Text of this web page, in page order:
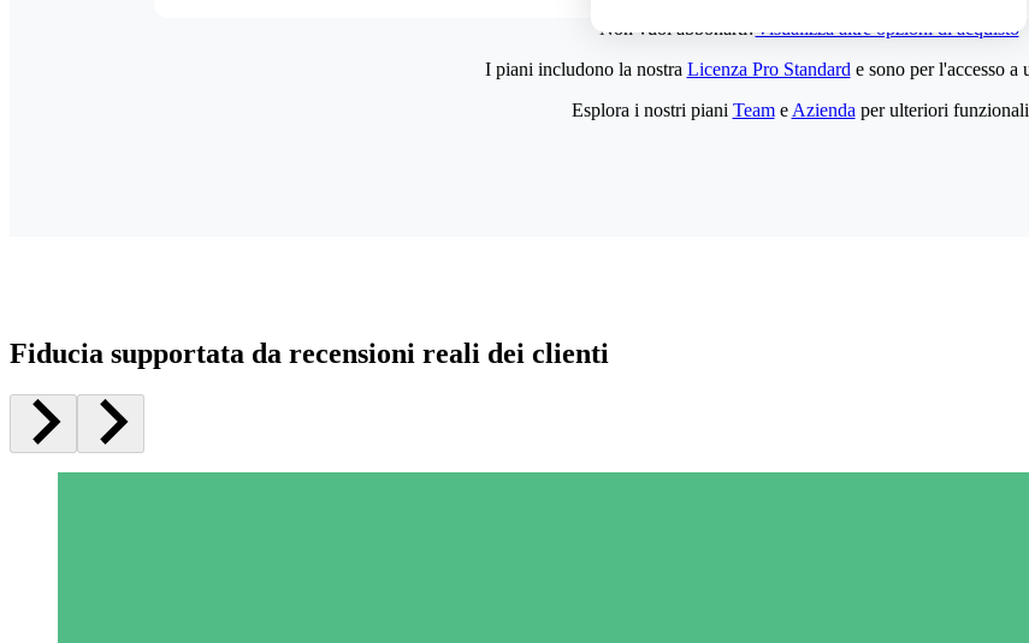
Non vuoi abbonarti?Visualizza altre opzioni di acquisto
I piani includono la nostra Licenza Pro Standard e sono per l'accesso a
Esplora i nostri piani Teame Azienda per ulteriori
Fiducia supportata da recensioni reali dei clienti